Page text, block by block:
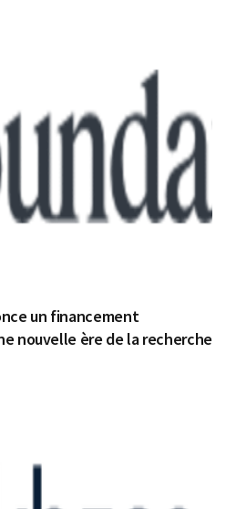
un financement
nouvelle ère de la recherche